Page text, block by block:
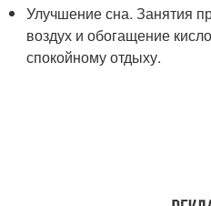
Улучшение сна. Занятия
воздух и обогащение
спокойному отдыху.